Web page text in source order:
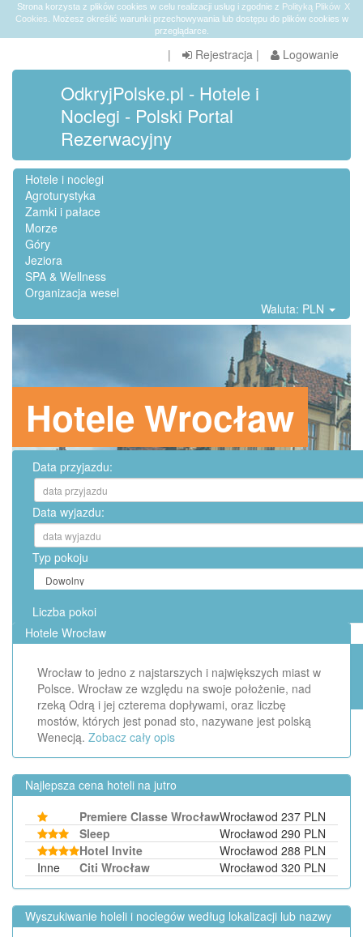
X
Strona korzysta z plików cookies w celu realizacji usług i zgodnie z Polityką Plików
Cookies . Możesz określić warunki przechowywania lub dostępu do plików cookies w
przeglądarce.
| Rejestracja | Logowanie
OdkryjPolske.pl - Hotele i
Noclegi - Polski Portal
Rezerwacyjny
Hotele i noclegi
Agroturystyka
Zamki i pałace
Morze
Góry
Jeziora
SPA & Wellness
Organizacja wesel
Waluta: PLN
Hotele Wrocław
Data przyjazdu:
Data wyjazdu:
Typ pokoju
Liczba pokoi
Hotele Wrocław
Wrocław to jedno z najstarszych i największych miast w
Polsce. Wrocław ze względu na swoje położenie, nad
rzeką Odrą i jej czterema dopływami, oraz liczbę
mostów, których jest ponad sto, nazywane jest polską
Wenecją. Zobacz cały opis
Najlepsza cena hoteli na jutro
Premiere Classe WrocławWrocławod 237 PLN
Sleep
Wrocławod 290 PLN
Hotel Invite
Wrocławod 288 PLN
Inne
Citi Wrocław Wrocławod 320 PLN
Wyszukiwanie holeli i noclegów według lokalizacji lub nazwy